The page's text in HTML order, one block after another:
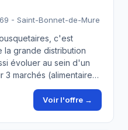
69 - Saint-Bonnet-de-Mure
c'est
la grande distribution
évoluer au sein d'un
3 marchés (alimentaire…
Voir l'offre →